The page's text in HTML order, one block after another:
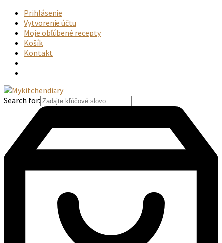
Prihlásenie
Vytvorenie účtu
Moje obľúbené recepty
Košík
Kontakt
Search for: